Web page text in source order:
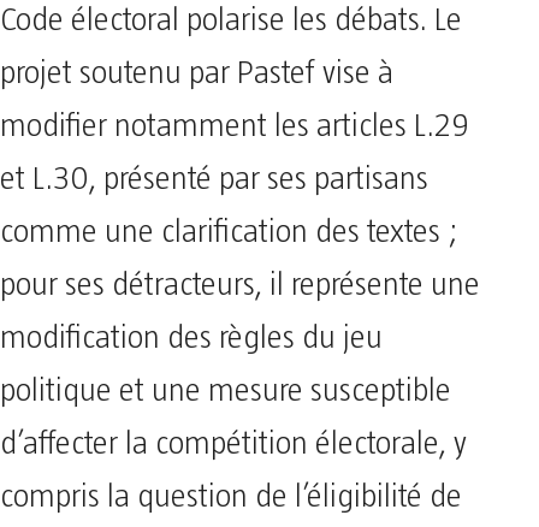
Code électoral polarise les débats. Le
projet soutenu par Pastef vise à
modifier notamment les articles L.29
et L.30, présenté par ses partisans
comme une clarification des textes ;
pour ses détracteurs, il représente une
modification des règles du jeu
politique et une mesure susceptible
d’affecter la compétition électorale, y
compris la question de l’éligibilité de